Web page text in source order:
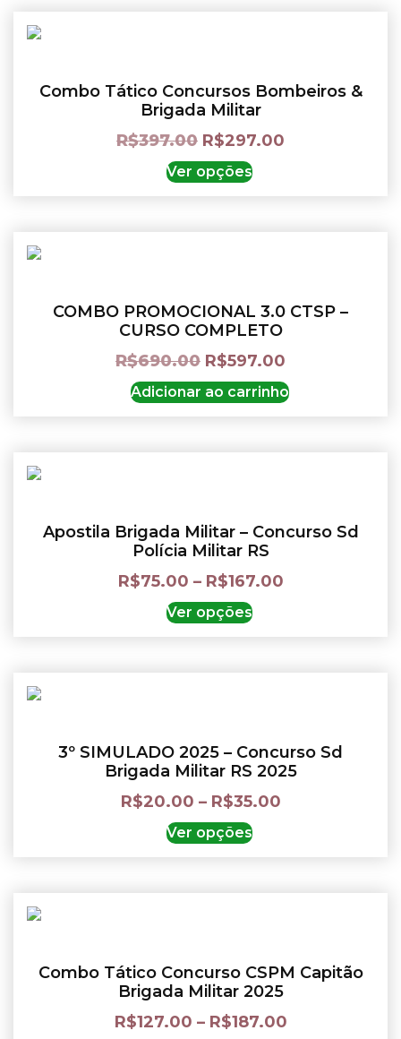
Combo Tático Concursos Bombeiros &
Brigada Militar
R$397.00 R$297.00
Ver opções
COMBO PROMOCIONAL 3.0 CTSP –
CURSO COMPLETO
R$690.00 R$597.00
Adicionar ao carrinho
Apostila Brigada Militar – Concurso Sd
Polícia Militar RS
R$75.00 – R$167.00
Ver opções
3º SIMULADO 2025 – Concurso Sd
Brigada Militar RS 2025
R$20.00 – R$35.00
Ver opções
Combo Tático Concurso CSPM Capitão
Brigada Militar 2025
R$127.00 – R$187.00